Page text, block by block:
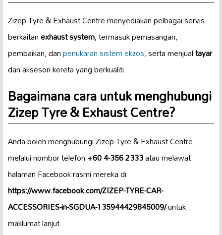
Zizep Tyre & Exhaust Centre menyediakan pelbagai servis
berkaitanexhaust system, termasuk pemasangan,
pembaikan, danpenukaran sistem ekzos, serta menjualtayar
dan aksesori kereta yang berkualiti.
Bagaimana cara untuk menghubungi
Zizep Tyre & Exhaust Centre?
Anda boleh menghubungi Zizep Tyre & Exhaust Centre
melalui nombor telefon+60 4-356 2333atau melawat
halaman Facebook rasmi mereka di
https://www.facebook.com/ZIZEP-TYRE-CAR-
ACCESSORIES-in-SGDUA-135944429845009/untuk
maklumat lanjut.